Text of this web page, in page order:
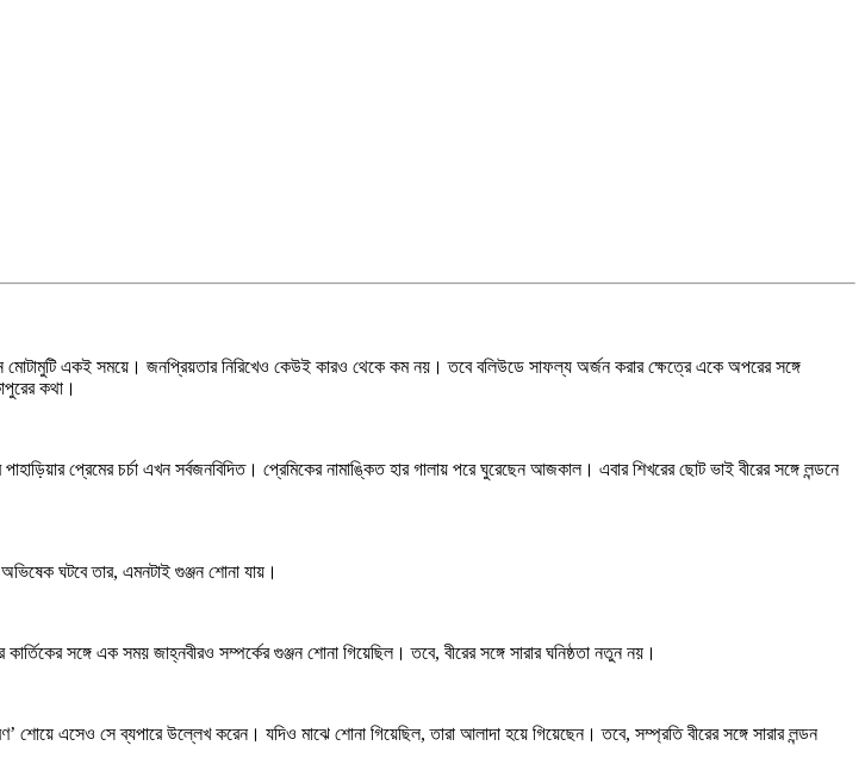
একই সময়ে। জনপ্রিয়তার নিরিখেও কেউই কারও থেকে কম নয়। তবে বলিউডে সাফল্য অর্জন করার ক্ষেত্রে একে অপরের সঙ্গে
কথা।
প্রেমের চর্চা এখন সর্বজনবিদিত। প্রেমিকের নামাঙ্কিত হার গালায় পরে ঘুরেছেন আজকাল। এবার শিখরের ছোট ভাই বীরের সঙ্গে লন্ডনে
অভিষেক ঘটবে তার, এমনটাই গুঞ্জন শোনা যায়।
সঙ্গে এক সময় জাহ্নবীরও সম্পর্কের গুঞ্জন শোনা গিয়েছিল। তবে, বীরের সঙ্গে সারার ঘনিষ্ঠতা নতুন নয়।
এসেও সে ব্যপারে উল্লেখ করেন। যদিও মাঝে শোনা গিয়েছিল, তারা আলাদা হয়ে গিয়েছেন। তবে, সম্প্রতি বীরের সঙ্গে সারার লন্ডন